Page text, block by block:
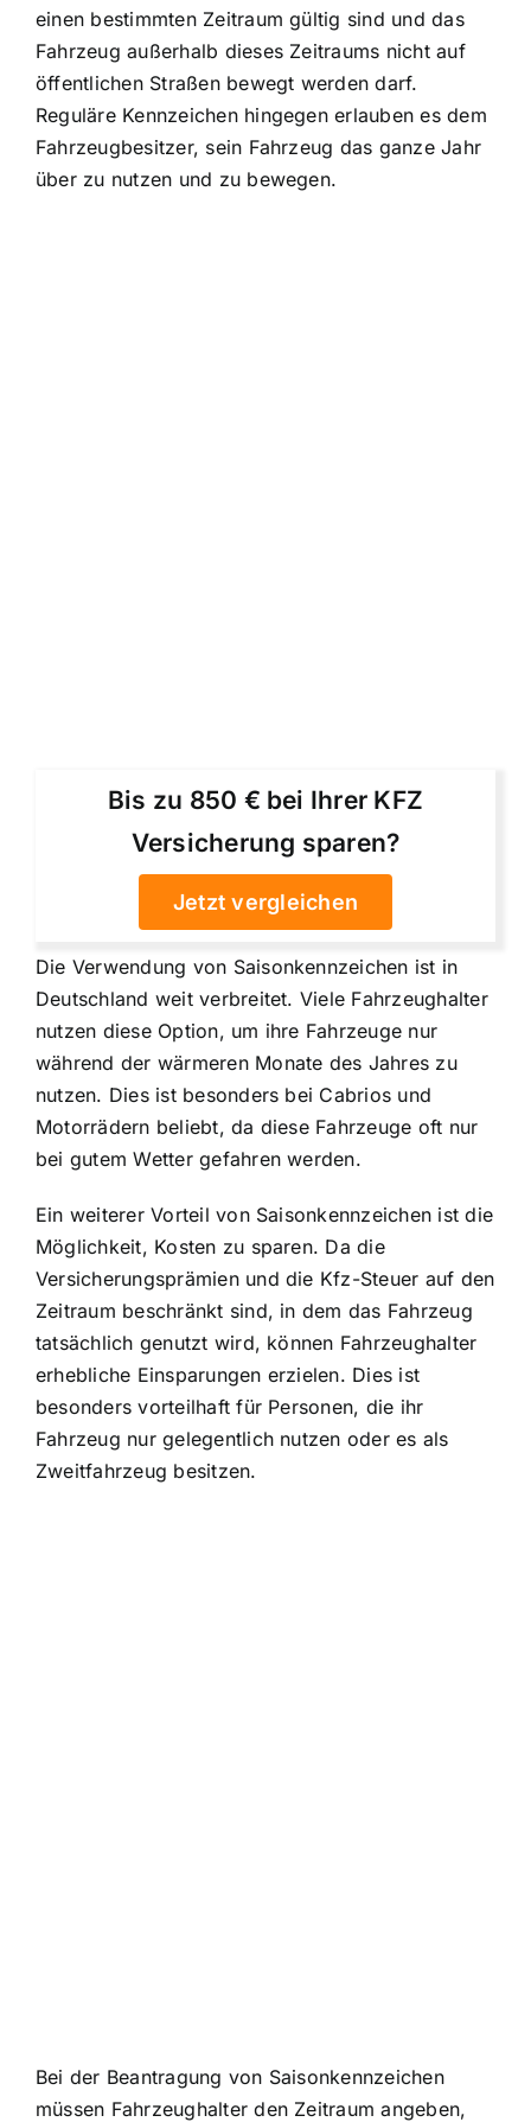
einen bestimmten Zeitraum gültig sind und das
Fahrzeug außerhalb dieses Zeitraums nicht auf
öffentlichen Straßen bewegt werden darf.
Reguläre Kennzeichen hingegen erlauben es dem
Fahrzeugbesitzer, sein Fahrzeug das ganze Jahr
über zu nutzen und zu bewegen.
Bis zu 850 € bei Ihrer KFZ
Versicherung sparen?
Jetzt vergleichen
Die Verwendung von Saisonkennzeichen ist in
Deutschland weit verbreitet. Viele Fahrzeughalter
nutzen diese Option, um ihre Fahrzeuge nur
während der wärmeren Monate des Jahres zu
nutzen. Dies ist besonders bei Cabrios und
Motorrädern beliebt, da diese Fahrzeuge oft nur
bei gutem Wetter gefahren werden.
Ein weiterer Vorteil von Saisonkennzeichen ist die
Möglichkeit, Kosten zu sparen. Da die
Versicherungsprämien und die Kfz-Steuer auf den
Zeitraum beschränkt sind, in dem das Fahrzeug
tatsächlich genutzt wird, können Fahrzeughalter
erhebliche Einsparungen erzielen. Dies ist
besonders vorteilhaft für Personen, die ihr
Fahrzeug nur gelegentlich nutzen oder es als
Zweitfahrzeug besitzen.
Bei der Beantragung von Saisonkennzeichen
müssen Fahrzeughalter den Zeitraum angeben,